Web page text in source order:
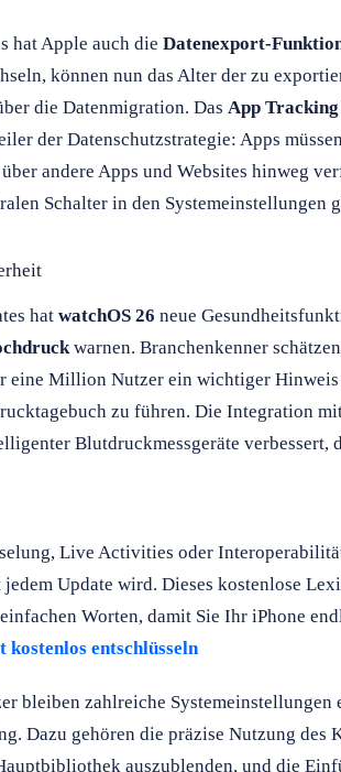
hat Apple auch die Datenexport-
können nun das Alter der zu
die Datenmigration. Das App
der Datenschutzstrategie: Apps
andere Apps und Websites hinweg
Schalter in den Systemeinstellungen
hat watchOS 26 neue
warnen. Branchenkenner
eine Million Nutzer ein wichtiger
zu führen. Die Integration
Blutdruckmessgeräte verbessert,
Live Activities oder
Update wird. Dieses kostenlose
Worten, damit Sie Ihr iPhone
kostenlos entschlüsseln
bleiben zahlreiche Systemeinstellungen
Dazu gehören die präzise Nutzung des
auszublenden, und die